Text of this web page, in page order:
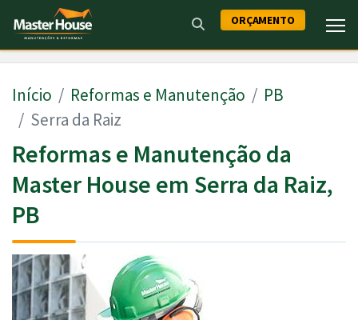
ORÇAMENTO
Início Reformas e Manutenção
PB
Serra da Raiz
Reformas e Manutenção da
Master House em Serra da Raiz,
PB